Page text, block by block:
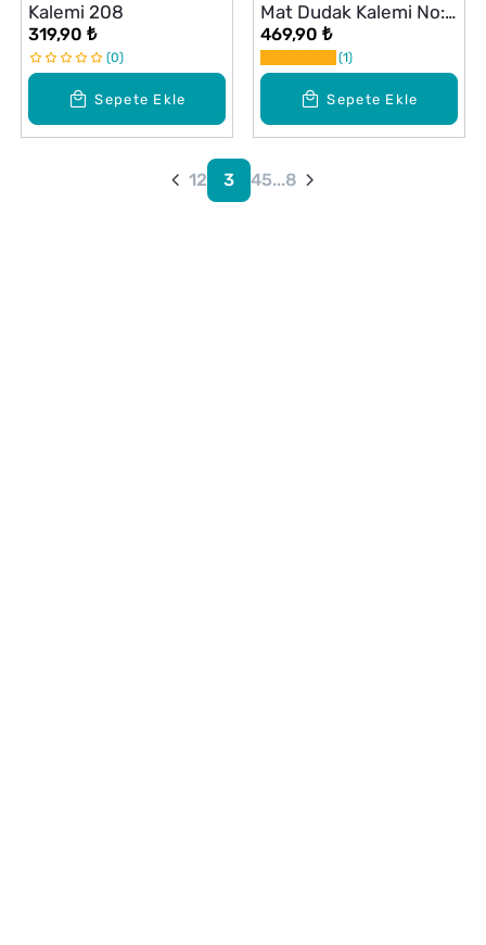
Sepete Ekle
Kalemi 208
319,90 ₺
0
Sepete Ekle
Mat Dudak Kalemi No:
236 Nut Cookie
469,90 ₺
1
12 3 45...8